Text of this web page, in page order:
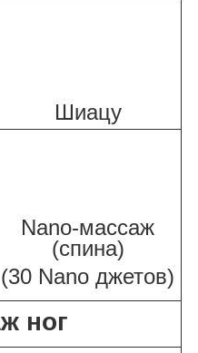
Шиацу
Nano-массаж
(спина)
(30 Nano джетов)
ног